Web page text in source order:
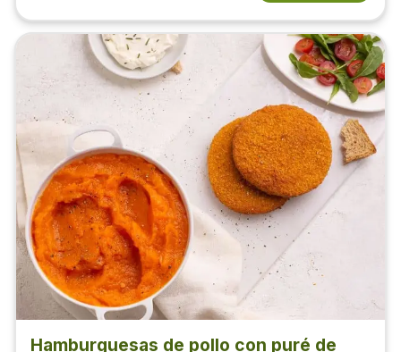
Hamburguesas de pollo con puré de